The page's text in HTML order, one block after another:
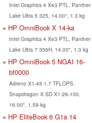
Intel Graphics 4 Xe3 PTL, Panther
Lake Ultra 5 325, 14.00", 1.3 kg
HP OmniBook X 14-ka
Intel Graphics 4 Xe3 PTL, Panther
Lake Ultra 7 356H, 14.00", 1.3 kg
HP OmniBook 5 NGAI 16-
bf0000
Adreno X1-45 1.7 TFLOPS,
Snapdragon X SD X1-26-100,
16.00", 1.59 kg
HP EliteBook 6 G1a 14